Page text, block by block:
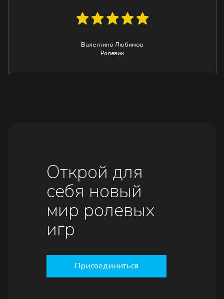
Валентино Любимов
Ролевик
Открой для
себя новый
мир ролевых
игр
Присоединиться